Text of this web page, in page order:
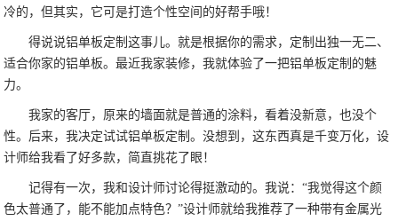
冷的，但其实，它可是打造个性空间的好帮手哦！
得说说铝单板定制这事儿。就是根据你的需求，定制出独一无二、
适合你家的铝单板。最近我家装修，我就体验了一把铝单板定制的魅
力。
我家的客厅，原来的墙面就是普通的涂料，看着没新意，也没个
性。后来，我决定试试铝单板定制。没想到，这东西真是千变万化，设
计师给我看了好多款，简直挑花了眼！
记得有一次，我和设计师讨论得挺激动的。我说：“我觉得这个颜
色太普通了，能不能加点特色？”设计师就给我推荐了一种带有金属光